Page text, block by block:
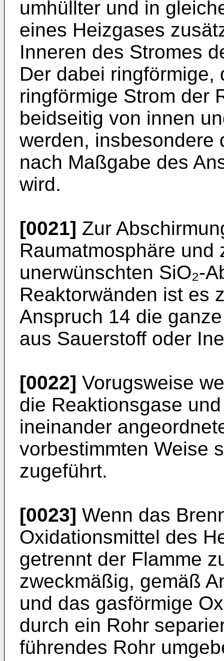
umhüllter und in
eines Heizgases
Inneren des Stromes
Der dabei ringförmige,
ringförmige Strom der
beidseitig von innen
werden, insbesondere
nach Maßgabe des
wird.
[0021] Zur
Raumatmosphäre und
unerwünschten SiO₂-
Reaktorwänden ist es
Anspruch 14 die
aus Sauerstoff oder
[0022] Vorugsweise
die Reaktionsgase
ineinander
vorbestimmten Weise
zugeführt.
[0023] Wenn das
Oxidationsmittel des
getrennt der Flamme
zweckmäßig, gemäß
und das gasförmige
durch ein Rohr
führendes Rohr